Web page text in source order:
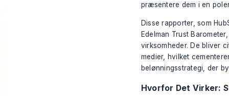
præsentere dem i en
Disse rapporter, som
Edelman Trust
virksomheder. De bliver
medier, hvilket
belønningsstrategi, der
Hvorfor Det Virker: